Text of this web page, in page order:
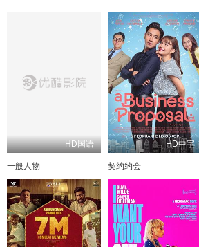
HD国语
一般人物
HD中字
契约约会